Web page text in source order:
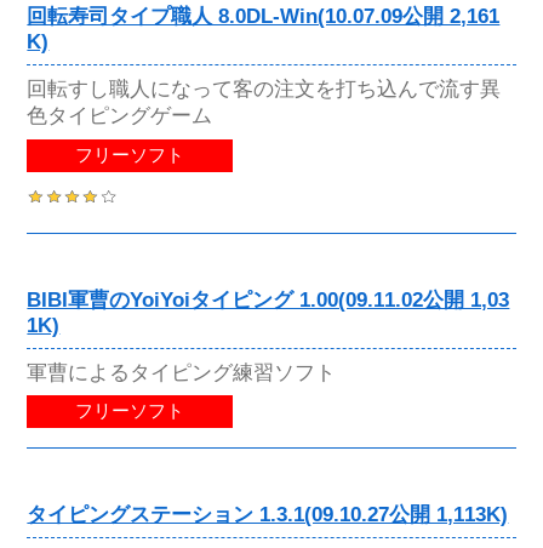
回転寿司タイプ職人 8.0DL-Win(10.07.09公開 2,161
K)
回転すし職人になって客の注文を打ち込んで流す異
色タイピングゲーム
フリーソフト
BIBI軍曹のYoiYoiタイピング 1.00(09.11.02公開 1,03
1K)
軍曹によるタイピング練習ソフト
フリーソフト
タイピングステーション 1.3.1(09.10.27公開 1,113K)